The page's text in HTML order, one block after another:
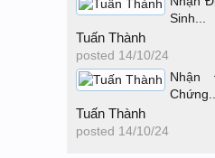
Sinh...
Tuấn Thành
posted 14/10/24
Nhận
Chứng...
Tuấn Thành
posted 14/10/24